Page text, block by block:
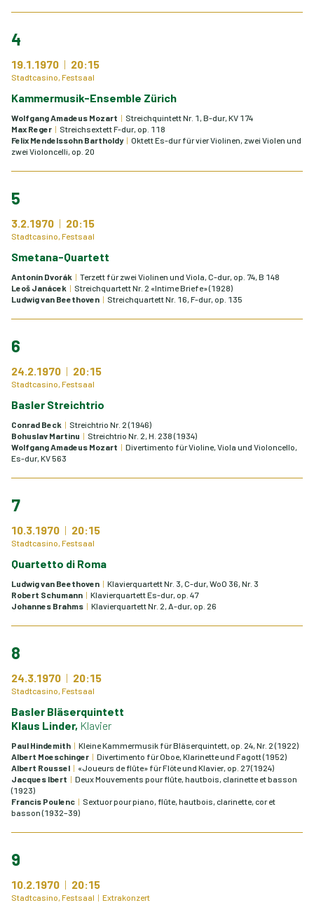
4
19.1.1970 20:15
Stadtcasino, Festsaal
Kammermusik-Ensemble Zürich
Wolfgang Amadeus Mozart
Streichquintett Nr. 1, B-dur, KV 174
Max Reger
Streichsextett F-dur, op. 118
Felix Mendelssohn Bartholdy
Oktett Es-dur für vier Violinen, zwei Violen und
zwei Violoncelli, op. 20
5
3.2.1970 20:15
Stadtcasino, Festsaal
Smetana-Quartett
Antonín Dvorák
Terzett für zwei Violinen und Viola, C-dur, op. 74, B 148
Leoš Janácek
Streichquartett Nr. 2 «Intime Briefe» (1928)
Ludwig van Beethoven
Streichquartett Nr. 16, F-dur, op. 135
6
24.2.1970 20:15
Stadtcasino, Festsaal
Basler Streichtrio
Conrad Beck
Streichtrio Nr. 2 (1946)
Bohuslav Martinu
Streichtrio Nr. 2, H. 238 (1934)
Wolfgang Amadeus Mozart
Divertimento für Violine, Viola und Violoncello,
Es-dur, KV 563
7
10.3.1970 20:15
Stadtcasino, Festsaal
Quartetto di Roma
Ludwig van Beethoven
Klavierquartett Nr. 3, C-dur, WoO 36, Nr. 3
Robert Schumann
Klavierquartett Es-dur, op. 47
Johannes Brahms
Klavierquartett Nr. 2, A-dur, op. 26
8
24.3.1970 20:15
Stadtcasino, Festsaal
Basler Bläserquintett
Klaus Linder, Klavier
Paul Hindemith
Kleine Kammermusik für Bläserquintett, op. 24, Nr. 2 (1922)
Albert Moeschinger
Divertimento für Oboe, Klarinette und Fagott (1952)
Albert Roussel
«Joueurs de flûte» für Flöte und Klavier, op. 27 (1924)
Jacques Ibert
Deux Mouvements pour flûte, hautbois, clarinette et basson
(1923)
Francis Poulenc
Sextuor pour piano, flûte, hautbois, clarinette, cor et
basson (1932–39)
9
10.2.1970 20:15
Stadtcasino, Festsaal Extrakonzert